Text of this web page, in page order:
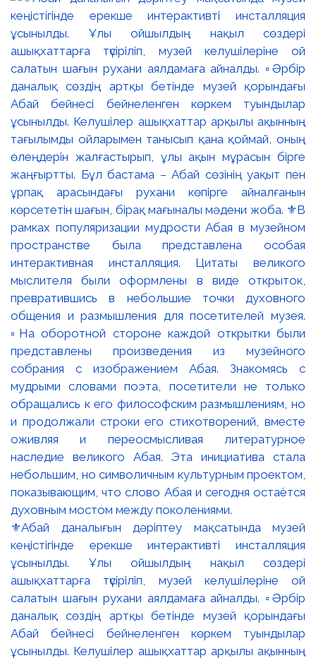
⚜️Абай даналығын дәріптеу мақсатында музей
кеңістігінде ерекше интерактивті инсталляция
ұсынылды. Ұлы ойшылдың нақыл сөздері
ашықхаттарға түсіріліп, музей келушілеріне ой
салатын шағын рухани аялдамаға айналды. ▫️Әрбір
даналық сөздің артқы бетінде музей қорындағы
Абай бейнесі бейнеленген көркем туындылар
ұсынылды. Келушілер ашықхаттар арқылы ақынның